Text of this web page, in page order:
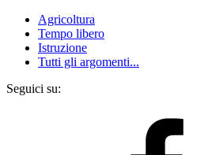
Agricoltura
Tempo libero
Istruzione
Tutti gli argomenti...
Seguici su: